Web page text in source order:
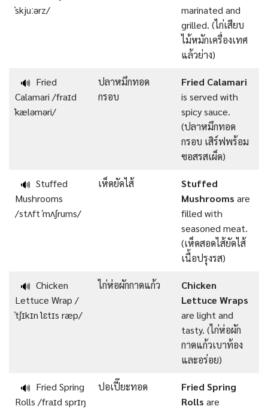
ˈskjuːərz/
marinated and
grilled. (ไก่เสียบ
ไม้หมักเครื่องเทศ
แล้วย่าง)
🔊 Fried
Calamari /fraɪd
ˈkæləməri/
ปลาหมึกทอด
กรอบ
Fried Calamari
is served with
spicy sauce.
(ปลาหมึกทอด
กรอบ เสิร์ฟพร้อม
ซอสรสเผ็ด)
🔊 Stuffed
Mushrooms
/stʌft ˈmʌʃrums/
เห็ดยัดไส้
Stuffed
Mushrooms are
filled with
seasoned meat.
(เห็ดสอดไส้ยัดไส้
เนื้อปรุงรส)
🔊 Chicken
Lettuce Wrap /
ˈtʃɪkɪn ˈlɛtɪs ræp/
ไก่ห่อผักกาดแก้ว
Chicken
Lettuce Wraps
are light and
tasty. (ไก่ห่อผัก
กาดแก้วเบาท้อง
และอร่อย)
🔊 Fried Spring
Rolls /fraɪd sprɪŋ
ปอเปี๊ยะทอด
Fried Spring
Rolls are